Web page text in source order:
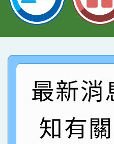
指導老
賽 劉文
臺灣台
賀！本
市賽榮
創客第
賀！本
名
倩參加
名 指導
賀！本
園市英
賀！本
最新
知有